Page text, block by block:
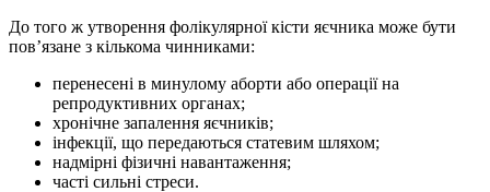
До того ж утворення фолікулярної кісти яєчника може бути
пов’язане з кількома чинниками:
перенесені в минулому аборти або операції на
репродуктивних органах;
хронічне запалення яєчників;
інфекції, що передаються статевим шляхом;
надмірні фізичні навантаження;
часті сильні стреси.